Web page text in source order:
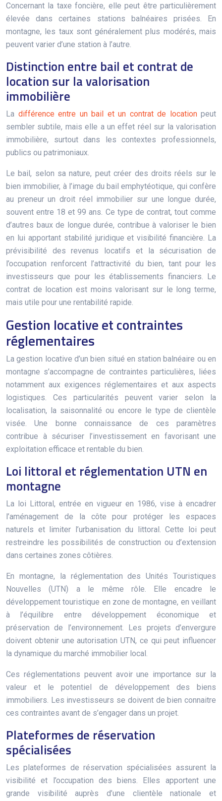
Concernant la taxe foncière, elle peut être particulièrement
élevée dans certaines stations balnéaires prisées. En
montagne, les taux sont généralement plus modérés, mais
peuvent varier d’une station à l’autre.
Distinction entre bail et contrat de
location sur la valorisation
immobilière
La différence entre un bail et un contrat de locationpeut
sembler subtile, mais elle a un effet réel sur la valorisation
immobilière, surtout dans les contextes professionnels,
publics ou patrimoniaux.
Le bail, selon sa nature, peut créer des droits réels sur le
bien immobilier, à l’image du bail emphytéotique, qui confère
au preneur un droit réel immobilier sur une longue durée,
souvent entre 18 et 99 ans. Ce type de contrat, tout comme
d’autres baux de longue durée, contribue à valoriser le bien
en lui apportant stabilité juridique et visibilité financière. La
prévisibilité des revenus locatifs et la sécurisation de
l’occupation renforcent l’attractivité du bien, tant pour les
investisseurs que pour les établissements financiers. Le
contrat de location est moins valorisant sur le long terme,
mais utile pour une rentabilité rapide.
Gestion locative et contraintes
réglementaires
La gestion locative d’un bien situé en station balnéaire ou en
montagne s’accompagne de contraintes particulières, liées
notamment aux exigences réglementaires et aux aspects
logistiques. Ces particularités peuvent varier selon la
localisation, la saisonnalité ou encore le type de clientèle
visée. Une bonne connaissance de ces paramètres
contribue à sécuriser l’investissement en favorisant une
exploitation efficace et rentable du bien.
Loi littoral et réglementation UTN en
montagne
La loi Littoral, entrée en vigueur en 1986, vise à encadrer
l’aménagement de la côte pour protéger les espaces
naturels et limiter l’urbanisation du littoral. Cette loi peut
restreindre les possibilités de construction ou d’extension
dans certaines zones côtières.
En montagne, la réglementation des Unités Touristiques
Nouvelles (UTN) a le même rôle. Elle encadre le
développement touristique en zone de montagne, en veillant
à l’équilibre entre développement économique et
préservation de l’environnement. Les projets d’envergure
doivent obtenir une autorisation UTN, ce qui peut influencer
la dynamique du marché immobilier local.
Ces réglementations peuvent avoir une importance sur la
valeur et le potentiel de développement des biens
immobiliers. Les investisseurs se doivent de bien connaitre
ces contraintes avant de s’engager dans un projet.
Plateformes de réservation
spécialisées
Les plateformes de réservation spécialisées assurent la
visibilité et l’occupation des biens. Elles apportent une
grande visibilité auprès d’une clientèle nationale et